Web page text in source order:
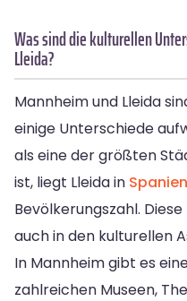
Was sind die kulturellen
Lleida?
Mannheim und Lleida
einige Unterschiede
als eine der größten
ist, liegt Lleida in Spanien
Bevölkerungszahl.
auch in den kulturellen
In Mannheim gibt es
zahlreichen Museen,